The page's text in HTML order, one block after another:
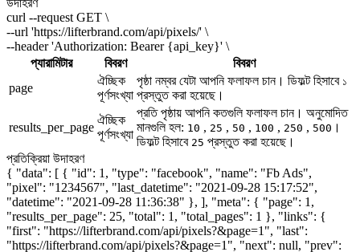
curl --request GET \
--url 'https://lifterbrand.com/api/pixels/' \
--header 'Authorization: Bearer {api_key}' \
প্যারামিটার
বিবরণ
বিবরণ
page
ঐচ্ছিক
পূর্ণসংখ্যা
পৃষ্ঠা নম্বর যেটা আপনি ফলাফল চান। ডিফল্ট হিসাবে ১
প্রস্তুত করা হয়েছে।
results_per_page
ঐচ্ছিক
পূর্ণসংখ্যা
প্রতি পৃষ্ঠায় আপনি কতগুলি ফলাফল চান। অনুমোদিত
মানগুলি হল: 10 , 25 , 50 , 100 , 250 , 500 ।
ডিফল্ট হিসাবে 25 প্রস্তুত করা হয়েছে।
প্রতিক্রিয়া উদাহরণ
{ "data": [ { "id": 1, "type": "facebook", "name": "Fb Ads",
"pixel": "1234567", "last_datetime": "2021-09-28 15:17:52",
"datetime": "2021-09-28 11:36:38" }, ], "meta": { "page": 1,
"results_per_page": 25, "total": 1, "total_pages": 1 }, "links": {
"first": "https://lifterbrand.com/api/pixels?&page=1", "last":
"https://lifterbrand.com/api/pixels?&page=1", "next": null, "prev":